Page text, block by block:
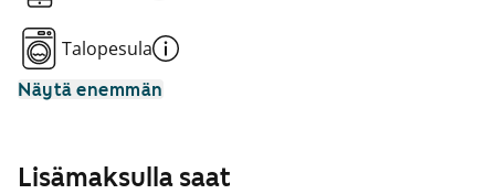
Talopesula
Näytä enemmän
Lisämaksulla saat